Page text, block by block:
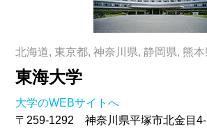
北海道, 東京都, 神奈川県, 静岡県, 熊
東海大学
大学のWEBサイトへ
〒259-1292 神奈川県平塚市北金目